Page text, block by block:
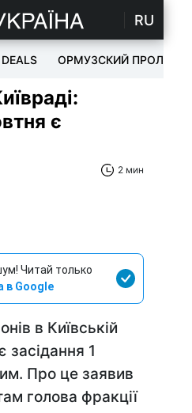
RU
ОРМУЗСКИЙ ПРОЛИВ
є
2 мин
Читай только
в Google
в Київській
засідання 1
Про це заявив
голова фракції